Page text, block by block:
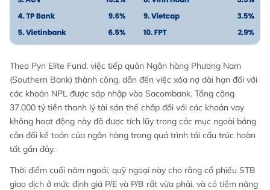
Theo Pyn Elite Fund, việc tiếp quản Ngân hàng Phương Nam
(Southern Bank) thành công, dẫn đến việc xóa nợ dài hạn đối với
các khoản NPL được sáp nhập vào Sacombank. Tổng cộng
37.000 tỷ tiền thanh lý tài sản thế chấp đối với các khoản vay
không hoạt động này đã được tích lũy trong các mục ngoài bảng
cân đối kế toán của ngân hàng trong quá trình tái cấu trúc hoàn
tất gần đây.
Thời điểm cuối năm ngoái, quỹ ngoại này cho rằng cổ phiếu STB
giao dịch ở mức định giá P/E và P/B rất vừa phải, và có tiềm năng